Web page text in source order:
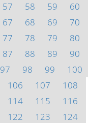
57 58 59
60
67 68 69
70
77 78 79
80
87 88 89
90
97 98 99
100
106 107
108
114 115
116
122 123
124